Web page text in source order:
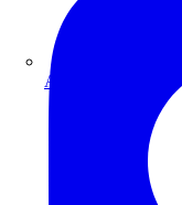
Adaptaflex